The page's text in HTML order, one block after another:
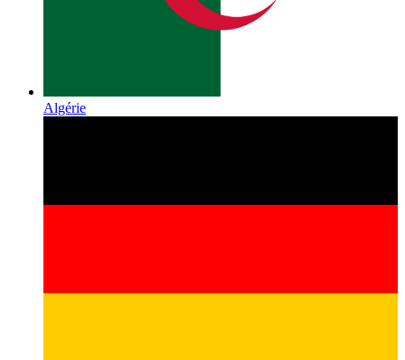
Algérie